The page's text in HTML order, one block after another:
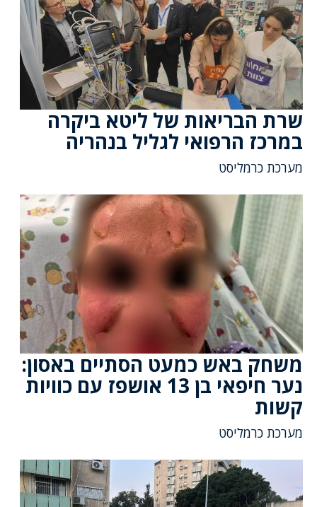
שרת הבריאות של ליטא ביקרה
במרכז הרפואי לגליל בנהריה
מערכת כרמליסט
משחק באש כמעט הסתיים באסון:
נער חיפאי בן 13 אושפז עם כוויות
קשות
מערכת כרמליסט